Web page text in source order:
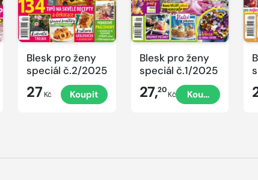
Blesk pro ženy
speciál č.2/2025
27 Kč Koupit
Blesk pro ženy
speciál č.1/2025
27,20Kč Koupit